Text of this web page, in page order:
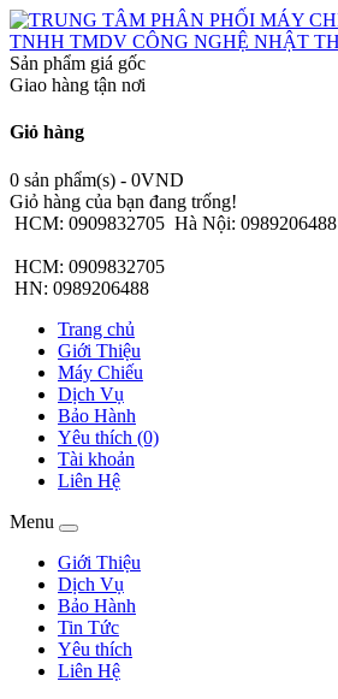
Sản phẩm giá gốc
Giao hàng tận nơi
Giỏ hàng
0 sản phẩm(s) - 0VND
Giỏ hàng của bạn đang trống!
HCM: 0909832705 Hà Nội: 0989206488
HCM: 0909832705
HN: 0989206488
Trang chủ
Giới Thiệu
Máy Chiếu
Dịch Vụ
Bảo Hành
Yêu thích (0)
Tài khoản
Liên Hệ
Menu
Giới Thiệu
Dịch Vụ
Bảo Hành
Tin Tức
Yêu thích
Liên Hệ